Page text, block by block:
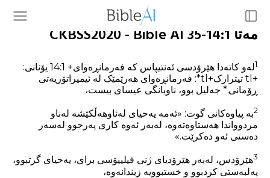
مەتا 14:1-35 CKBSS2020 - Bible AI
1
لەو کاتەدا هێرۆدسی ئەنتیپاس کە فەرمانڕەوای+ 14:1 یۆنانی:
+tl تیترارک‏+tl*: فەرمانڕەوای هەرێمێک لە ئیمپراتۆریەتی
ڕۆمانی.‏* جەلیل بوو، ناوبانگی عیسای بیست،
2بە پیاوەکانی گوت: «ئەمە یەحیای لەئاوهەڵکێشە لەناو
مردوواندا هەستاوەتەوە، لەبەر ئەوە کاری پەرجوو لەسەر
دەستی ئەو دەکرێت.»
3هێرۆدس، لەبەر هێرۆدیای ژنی فیلیپۆسی برای، یەحیای گرتبوو،
پەلبەستی کردبوو و خستبوویە زیندانەوە،